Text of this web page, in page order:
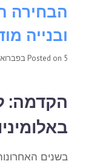
הבחירה
ובנייה
Posted on 5 בפברואר 2025
הקדמה:
בשנים